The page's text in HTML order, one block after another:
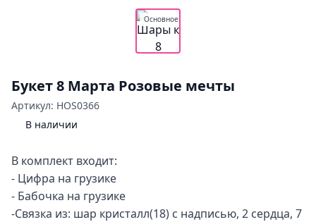
Основное
Букет 8 Марта Розовые мечты
Артикул: HOS0366
В наличии
В комплект входит:
- Цифра на грузике
- Бабочка на грузике
-Связка из: шар кристалл(18) с надписью, 2 сердца, 7